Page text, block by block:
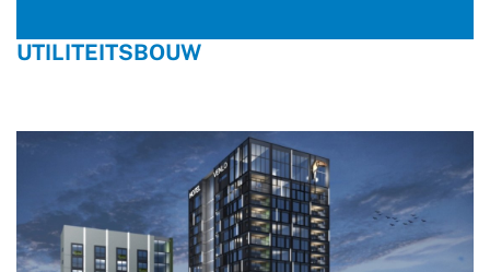
UTILITEITSBOUW